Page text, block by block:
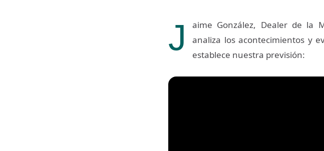
J
aime González, Dealer de la
analiza los acontecimientos y
establece nuestra previsión: